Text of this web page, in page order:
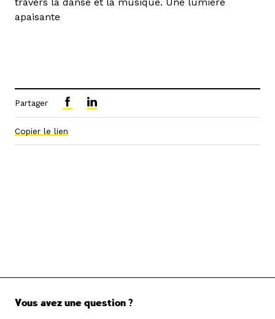
apaisante
Partager
Copier le lien
Vous avez une question ?